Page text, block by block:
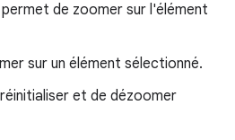
de zoomer sur l'élément
sur un élément sélectionné.
et de dézoomer